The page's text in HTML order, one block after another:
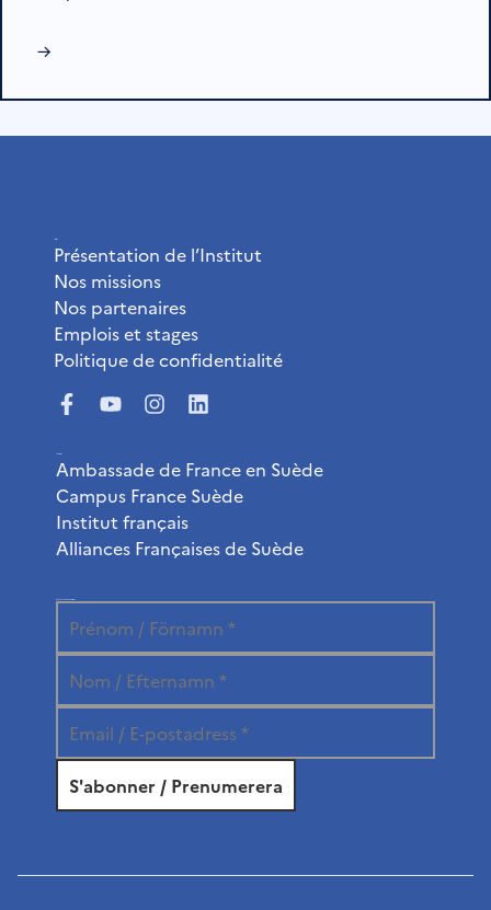
→
Présentation de l’Institut
Nos missions
Nos partenaires
Emplois et stages
Politique de confidentialité
Ambassade de France en Suède
Campus France Suède
Institut français
Alliances Françaises de Suède